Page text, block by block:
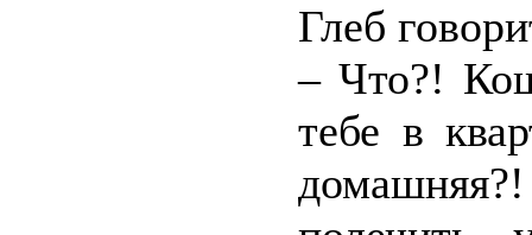
Глеб
– Что?!
тебе в